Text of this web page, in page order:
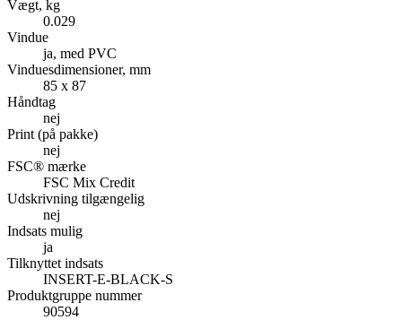
Vægt, kg
0.029
Vindue
ja, med PVC
Vinduesdimensioner, mm
85 x 87
Håndtag
nej
Print (på pakke)
nej
FSC® mærke
FSC Mix Credit
Udskrivning tilgængelig
nej
Indsats mulig
ja
Tilknyttet indsats
INSERT-E-BLACK-S
Produktgruppe nummer
90594